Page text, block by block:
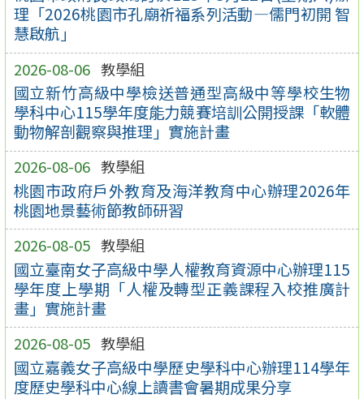
理「2026桃園市孔廟祈福系列活動—儒門初開 智
慧啟航」
2026-08-06 教學組
國立新竹高級中學檢送普通型高級中等學校生物
學科中心115學年度能力競賽培訓公開授課「軟體
動物解剖觀察與推理」實施計畫
2026-08-06 教學組
桃園市政府戶外教育及海洋教育中心辦理2026年
桃園地景藝術節教師研習
2026-08-05 教學組
國立臺南女子高級中學人權教育資源中心辦理115
學年度上學期「人權及轉型正義課程入校推廣計
畫」實施計畫
2026-08-05 教學組
國立嘉義女子高級中學歷史學科中心辦理114學年
度歷史學科中心線上讀書會暑期成果分享